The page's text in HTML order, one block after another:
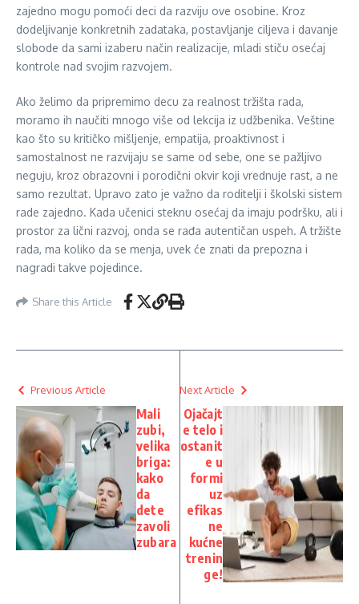
zajedno mogu pomoći deci da razviju ove osobine. Kroz
dodeljivanje konkretnih zadataka, postavljanje ciljeva i davanje
slobode da sami izaberu način realizacije, mladi stiču osećaj
kontrole nad svojim razvojem.
Ako želimo da pripremimo decu za realnost tržišta rada,
moramo ih naučiti mnogo više od lekcija iz udžbenika. Veštine
kao što su kritičko mišljenje, empatija, proaktivnost i
samostalnost ne razvijaju se same od sebe, one se pažljivo
neguju, kroz obrazovni i porodični okvir koji vrednuje rast, a ne
samo rezultat. Upravo zato je važno da roditelji i školski sistem
rade zajedno. Kada učenici steknu osećaj da imaju podršku, ali i
prostor za lični razvoj, onda se rađa autentičan uspeh. A tržište
rada, ma koliko da se menja, uvek će znati da prepozna i
nagradi takve pojedince.
Share this Article
Previous Article
Mali
zubi,
velika
briga:
kako
da
dete
zavoli
zubara
Next Article
Ojačajt
e telo i
ostanit
e u
formi
uz
efikas
ne
kućne
trenin
ge!